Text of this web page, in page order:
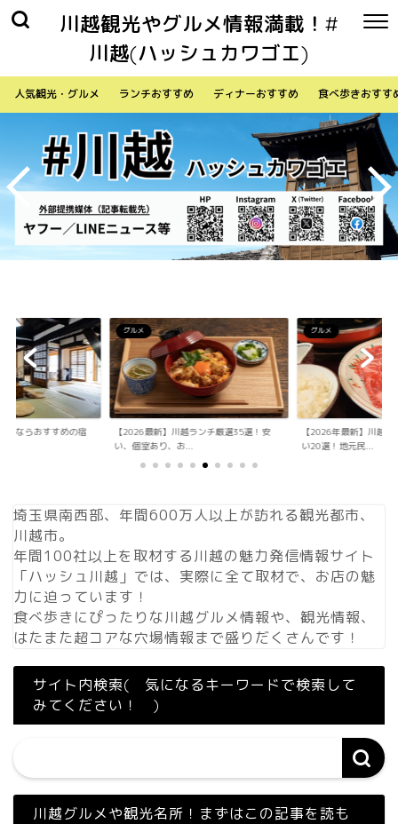
川越観光やグルメ情報満載！#
川越(ハッシュカワゴエ)
人気観光・グルメ ランチおすすめ ディナーおすすめ 食べ歩きおすす
泊ならおすすめの宿
グルメ
【2026最新】川越ランチ厳選35選！安
い、個室あり、お...
グルメ
【2026年最新】川越
い20選！地元民...
埼玉県南西部、年間600万人以上が訪れる観光都市、
川越市。
年間100社以上を取材する川越の魅力発信情報サイト
「ハッシュ川越」では、実際に全て取材で、お店の魅
力に迫っています！
食べ歩きにぴったりな川越グルメ情報や、観光情報、
はたまた超コアな穴場情報まで盛りだくさんです！
サイト内検索( 気になるキーワードで検索して
みてください！ )
川越グルメや観光名所！まずはこの記事を読も